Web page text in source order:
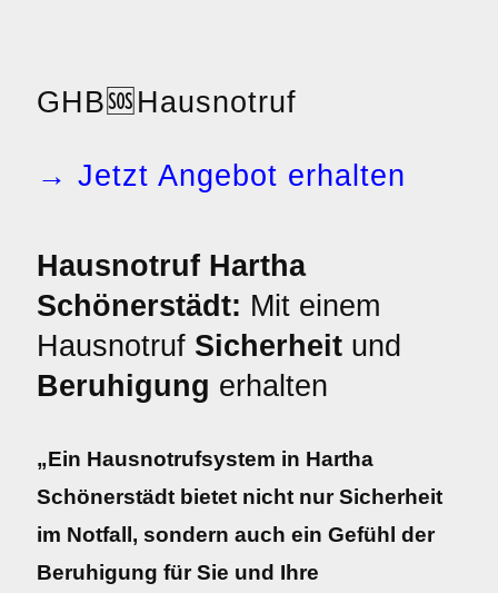
GHB🆘 Hausnotruf
→ Jetzt Angebot erhalten
Hausnotruf Hartha
Schönerstädt: Mit einem
Hausnotruf Sicherheit und
Beruhigung erhalten
„Ein Hausnotrufsystem in Hartha
Schönerstädt bietet nicht nur Sicherheit
im Notfall, sondern auch ein Gefühl der
Beruhigung für Sie und Ihre